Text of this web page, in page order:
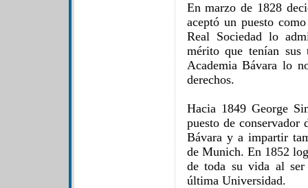
En marzo de 1828
aceptó un puesto
Real Sociedad lo
mérito que tenían
Academia Bávara lo
derechos.
Hacia 1849 George
puesto de
Bávara y a impartir
de Munich. En 1852
de toda su vida al ser
última Universidad.